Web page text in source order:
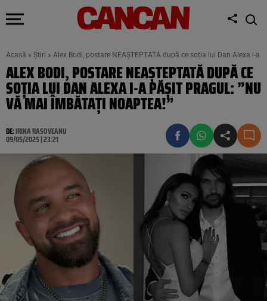
Acasă » Știri » Alex Bodi, postare NEAȘTEPTATĂ după ce soția lui Dan Alexa i-a
ALEX BODI, POSTARE NEAȘTEPTATĂ DUPĂ CE
SOȚIA LUI DAN ALEXA I-A PĂȘIT PRAGUL: ”NU
VĂ MAI ÎMBĂTAȚI NOAPTEA!”
DE:IRINA RASOVEANU
09/05/2025 | 23:21